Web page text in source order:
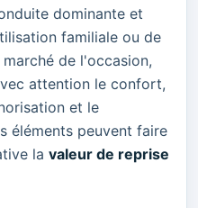
dominante et
familiale ou de
de l'occasion,
attention le confort,
et le
éléments peuvent faire
la valeur de reprise